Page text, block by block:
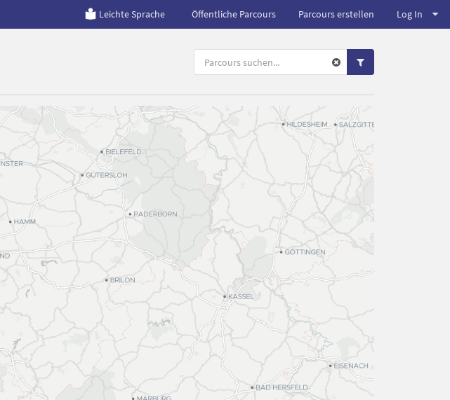
Leichte Sprache Öffentliche Parcours Parcours erstellen Log In